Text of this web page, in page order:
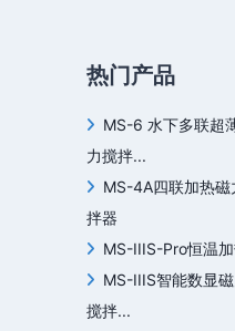
热门产品
MS-6 水下多联超
力搅拌...
MS-4A四联加热磁
拌器
MS-IIIS-Pro恒温
MS-IIIS智能数显
搅拌...